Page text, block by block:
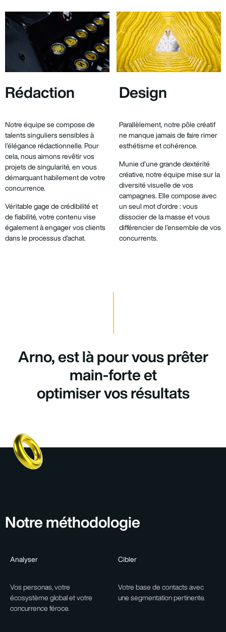
Rédaction
Notre équipe se compose de
talents singuliers sensibles à
l’élégance rédactionnelle. Pour
cela, nous aimons revêtir vos
projets de singularité, en vous
démarquant habilement de votre
concurrence.
Véritable gage de crédibilité et
de fiabilité, votre contenu vise
également à engager vos clients
dans le processus d’achat.
Design
Parallèlement, notre pôle créatif
ne manque jamais de faire rimer
esthétisme et cohérence.
Munie d’une grande dextérité
créative, notre équipe mise sur la
diversité visuelle de vos
campagnes. Elle compose avec
un seul mot d’ordre : vous
dissocier de la masse et vous
différencier de l’ensemble de vos
concurrents.
Arno, est là pour vous prêter
main-forte et
optimiser vos résultats
Notre méthodologie
Analyser
Vos personas, votre
écosystème global et votre
concurrence féroce.
Cibler
Votre base de contacts avec
une segmentation pertinente.